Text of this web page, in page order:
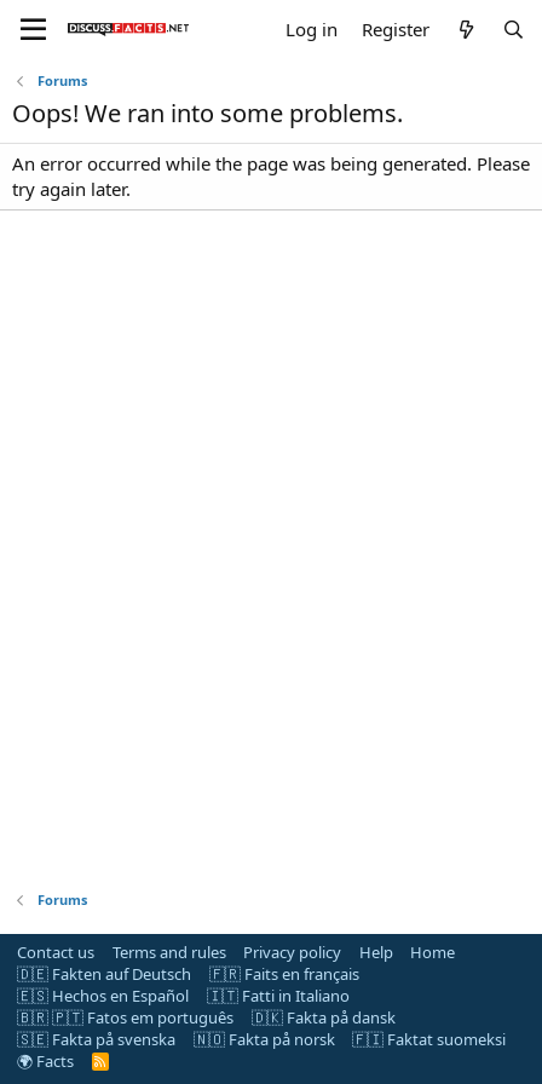
Log in Register
Forums
Oops! We ran into some problems.
An error occurred while the page was being generated. Please
try again later.
Forums
Contact us Terms and rules Privacy policy Help
Home
🇩🇪 Fakten auf Deutsch
🇫🇷 Faits en français
🇪🇸 Hechos en Español
🇮🇹 Fatti in Italiano
🇧🇷 🇵🇹 Fatos em português
🇩🇰 Fakta på dansk
🇸🇪 Fakta på svenska
🇳🇴 Fakta på norsk
🇫🇮 Faktat suomeksi
🌍 Facts
R